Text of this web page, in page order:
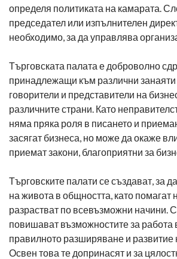
определя политиката на камарата.
председател или изпълнителен
необходимо, за да управлява
Търговската палата е доброволно
принадлежащи към различни занаяти
говорители и представители на
различните страни. Като
няма пряка роля в писането и
засягат бизнеса, но може да окаже
приемат закони, благоприятни за
Търговските палати се създават, за
на живота в общността, като помагат
разрастват по всевъзможни начини.
повишават възможностите за
правилното разширяване и развитие
Освен това те допринасят и за